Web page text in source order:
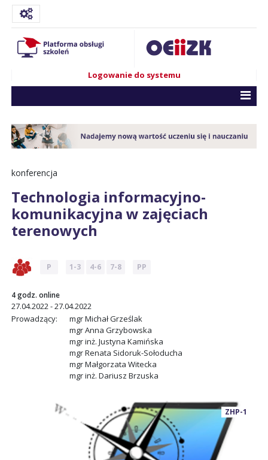
Logowanie do systemu
konferencja
Technologia informacyjno-
komunikacyjna w zajęciach
terenowych
P 1-3 4-6 7-8 PP
4 godz. online
27.04.2022 - 27.04.2022
Prowadzący:
mgr Michał Grześlak
mgr Anna Grzybowska
mgr inż. Justyna Kamińska
mgr Renata Sidoruk-Sołoducha
mgr Małgorzata Witecka
mgr inż. Dariusz Brzuska
ZHP-1